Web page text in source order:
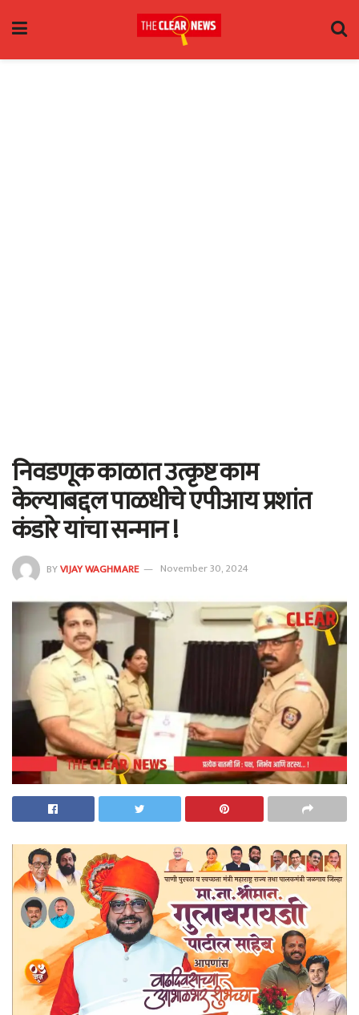
निवडणूक काळात उत्कृष्ट काम
केल्याबद्दल पाळधीचे एपीआय प्रशांत
कंडारे यांचा सन्मान !
BYVIJAY WAGHMARE November 30, 2024